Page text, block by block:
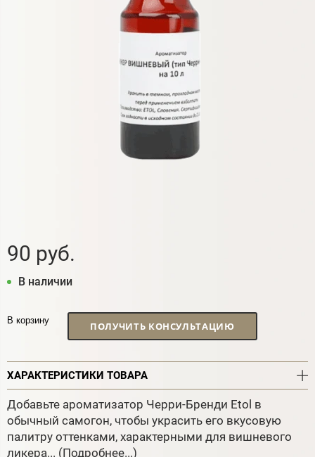
90 руб.
В наличии
В корзину ПОЛУЧИТЬ КОНСУЛЬТАЦИЮ
ХАРАКТЕРИСТИКИ ТОВАРА
Добавьте ароматизатор Черри-Бренди Etol в
обычный самогон, чтобы украсить его вкусовую
палитру оттенками, характерными для вишневого
ликера... (Подробнее...)